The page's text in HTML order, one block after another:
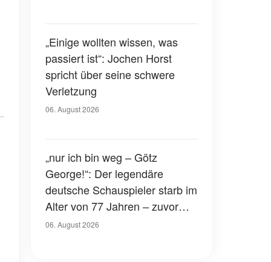
„Einige wollten wissen, was
passiert ist“: Jochen Horst
spricht über seine schwere
Verletzung
06. August 2026
„nur ich bin weg – Götz
George!“: Der legendäre
deutsche Schauspieler starb im
Alter von 77 Jahren – zuvor
hatte er über seinen eigenen
06. August 2026